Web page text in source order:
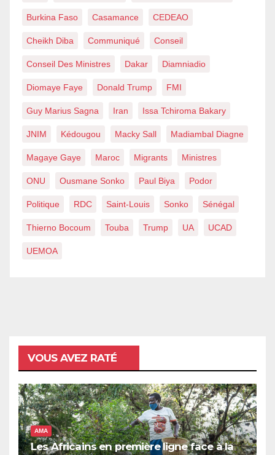
Burkina Faso Casamance CEDEAO
Cheikh Diba Communiqué Conseil
Conseil Des Ministres Dakar Diamniadio
Diomaye Faye Donald Trump FMI
Guy Marius Sagna Iran Issa Tchiroma Bakary
JNIM Kédougou Macky Sall Madiambal Diagne
Magaye Gaye Maroc Migrants Ministres
ONU Ousmane Sonko Paul Biya Podor
Politique RDC Saint-Louis Sonko Sénégal
Thierno Bocoum Touba Trump UA UCAD
UEMOA
VOUS AVEZ RATÉ
AMA
Les Africains en première ligne face à la